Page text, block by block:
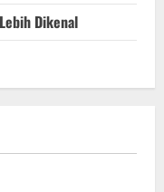
Dikenal